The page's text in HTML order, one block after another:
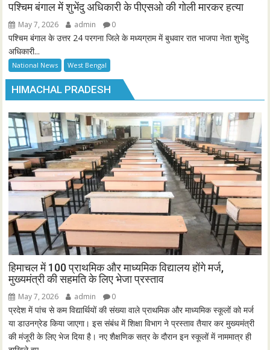
पश्चिम बंगाल में शुभेंदु अधिकारी के पीएसओ की गोली मारकर हत्या
May 7, 2026 admin 0
पश्चिम बंगाल के उत्तर 24 परगना जिले के मध्यग्राम में बुधवार रात भाजपा नेता शुभेंदु
अधिकारी...
National News West Bengal
HIMACHAL PRADESH
हिमाचल में 100 प्राथमिक और माध्यमिक विद्यालय होंगे मर्ज,
मुख्यमंत्री की सहमति के लिए भेजा प्रस्ताव
May 7, 2026 admin 0
प्रदेश में पांच से कम विद्यार्थियों की संख्या वाले प्राथमिक और माध्यमिक स्कूलों को मर्ज
या डाउनग्रेड किया जाएगा। इस संबंध में शिक्षा विभाग ने प्रस्ताव तैयार कर मुख्यमंत्री
की मंजूरी के लिए भेज दिया है। नए शैक्षणिक सत्र के दौरान इन स्कूलों में नाममात्र ही